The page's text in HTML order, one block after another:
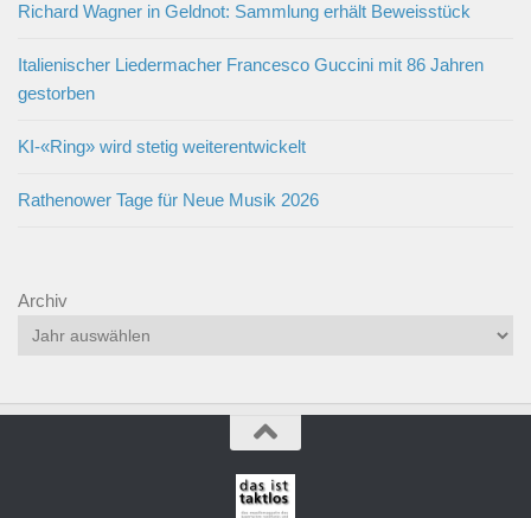
Richard Wagner in Geldnot: Sammlung erhält Beweisstück
Italienischer Liedermacher Francesco Guccini mit 86 Jahren
gestorben
KI-«Ring» wird stetig weiterentwickelt
Rathenower Tage für Neue Musik 2026
Archiv